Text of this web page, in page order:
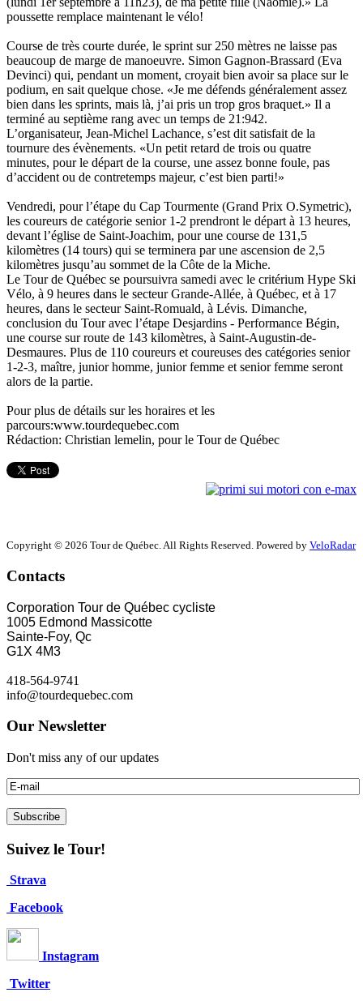
poussette remplace maintenant le vélo!
Course de très courte durée, le sprint sur 250 mètres ne laisse pas
beaucoup de marge de manoeuvre. Simon Gagnon-Brassard (Eva
Devinci) qui, pendant un moment, croyait bien avoir sa place sur le
podium, en sait quelque chose. «Je me défends généralement assez
bien dans les sprints, mais là, j’ai pris un trop gros braquet.» Il a
terminé au septième rang avec un temps de 21:942.
L’organisateur, Jean-Michel Lachance, s’est dit satisfait de la
tournure des évènements. «Un petit retard de trois ou quatre
minutes, pour le départ de la course, une assez bonne foule, pas
d’accident ou de contretemps majeur, c’est bien parti!»
Vendredi, pour l’étape du Cap Tourmente (Grand Prix O.Symetric),
les coureurs de catégorie senior 1-2 prendront le départ à 13 heures,
devant l’église de Saint-Joachim, pour une course de 131,5
kilomètres (14 tours) qui se terminera par une ascension de 2,5
kilomètres jusqu’au sommet de la Côte de la Miche.
Le Tour de Québec se poursuivra samedi avec le critérium Hype Ski
Vélo, à 9 heures dans le secteur Grande-Allée, à Québec, et à 17
heures, dans le secteur Saint-Romuald, à Lévis. Dimanche,
conclusion du Tour avec l’étape Desjardins - Performance Bégin,
une course sur route de 143 kilomètres, à Saint-Augustin-de-
Desmaures. Plus de 110 coureurs et coureuses des catégories senior
1-2-3, maître, junior homme, junior femme et senior femme seront
alors de la partie.
Pour plus de détails sur les horaires et les
parcours:www.tourdequebec.com
Rédaction: Christian lemelin, pour le Tour de Québec
Copyright © 2026 Tour de Québec. All Rights Reserved. Powered by VeloRadar
Contacts
Corporation Tour de Québec cycliste
1005 Edmond Massicotte
Sainte-Foy, Qc
G1X 4M3
418-564-9741
info@tourdequebec.com
Our Newsletter
Don't miss any of our updates
Suivez le Tour!
Strava
Facebook
Instagram
Twitter